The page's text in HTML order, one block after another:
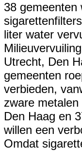
38 gemeenten
liter water
Utrecht, Den
gemeenten
verbieden,
zware
Den Haag en
willen een
Omdat